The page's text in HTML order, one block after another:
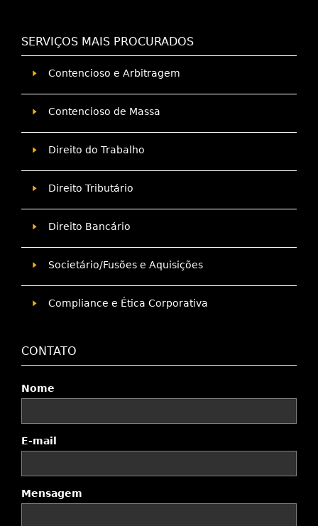
SERVIÇOS MAIS PROCURADOS
Contencioso e Arbitragem
Contencioso de Massa
Direito do Trabalho
Direito Tributário
Direito Bancário
Societário/Fusões e Aquisições
Compliance e Ética Corporativa
CONTATO
Nome
E-mail
Mensagem